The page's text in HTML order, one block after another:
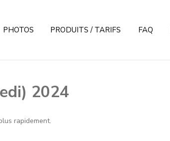
PHOTOS PRODUITS / TARIFS FAQ
2024
rapidement.